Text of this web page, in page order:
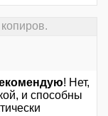
! Нет,
и способны